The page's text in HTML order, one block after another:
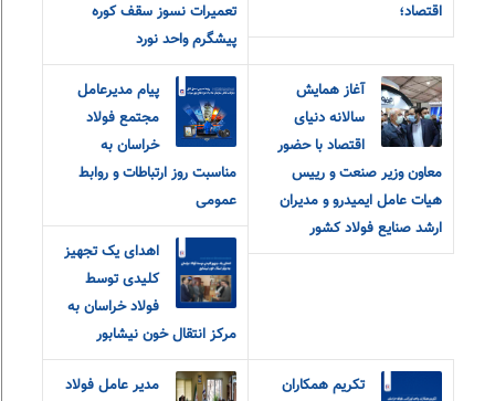
اقتصاد؛
تعمیرات نسوز سقف کوره
پیشگرم واحد نورد
آغاز همایش
سالانه دنیای
اقتصاد با حضور
معاون وزیر صنعت و رییس
هیات عامل ایمیدرو و مدیران
ارشد صنایع فولاد کشور
پیام مدیرعامل
مجتمع فولاد
خراسان به
مناسبت روز ارتباطات و روابط
عمومی
اهدای یک تجهیز
کلیدی توسط
فولاد خراسان به
مرکز انتقال خون نیشابور
تکریم همکاران
مدير عامل فولاد